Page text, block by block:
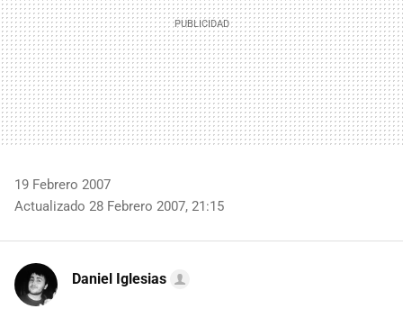
19 Febrero 2007
Actualizado 28 Febrero 2007, 21:15
Daniel Iglesias